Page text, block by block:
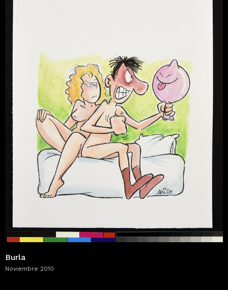
Burla
Noviembre 2010